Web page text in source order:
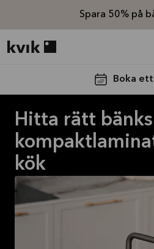
Spara 50% på
Boka
Hitta rätt
kök